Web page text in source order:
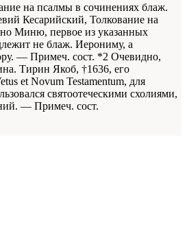
на псалмы в сочинениях блаж.
Кесарийский, Толкование на
Миню, первое из указанных
не блаж. Иерониму, а
— Примеч. сост. *2 Очевидно,
Тирин Якоб, †1636, его
et Novum Testamentum, для
святоотеческими схолиями,
— Примеч. сост.